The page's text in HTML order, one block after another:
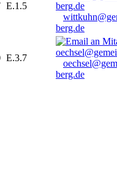
E.1.5
berg.de
E.3.7
berg.de